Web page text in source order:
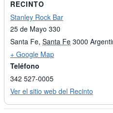
RECINTO
Stanley Rock Bar
25 de Mayo 330
Santa Fe, Santa Fe 3000
+ Google Map
Teléfono
342 527-0005
Ver el sitio web del Recinto